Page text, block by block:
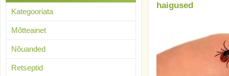
haigused
Kategooriata
Mõtteainet
Nõuanded
Retseptid